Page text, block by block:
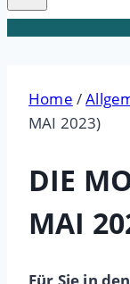
Home /
MAI 2023)
DIE
MAI